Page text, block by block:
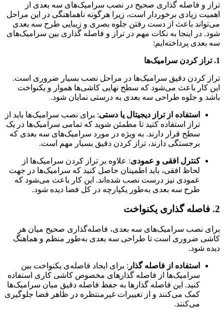
تراز و فاصله‌ گذاری صحیح در نصب سرامیک‌های سه‌ بعدی از
اهمیت زیادی برخوردار است، زیرا هرگونه ناهماهنگی در این مراحل
می‌تواند باعث از دست رفتن جلوه بصری و زیبایی طرح سه‌ بعدی
شود. در اینجا به نکات مهم در تراز و فاصله‌ گذاری بین سرامیک‌های
سه‌ بعدی پرداخته‌ایم:
1. تراز کردن سرامیک‌ها
تراز کردن دقیق سرامیک‌ها در مراحل نصب بسیار ضروری است.
این کار باعث می‌شود که سطح نهایی کاشی‌ها هموار و یکنواخت
باشد و جلوه طراحی سه‌ بعدی به‌ درستی نمایان شود.
استفاده از تراز دیجیتال یا دستی: برای نصب سرامیک‌ها باید از
تراز استفاده کنید تا مطمئن شوید که تمامی سرامیک‌ها در یک
سطح قرار دارند. به‌ ویژه در مورد سرامیک‌های سه‌ بعدی که
برجستگی دارند، تراز کردن دقیق بسیار مهم است.
کنترل افقی و عمودی: علاوه بر تراز کردن سرامیک‌ها از
لحاظ افقی، باید اطمینان حاصل کنید که سرامیک‌ها در جهت
عمودی نیز درست نصب شده‌اند. این کار باعث می‌شود که
طرح سه‌ بعدی به‌طور یکپارچه در کل فضا دیده شود.
2. فاصله‌ گذاری یکنواخت
برای نصب سرامیک‌های سه‌ بعدی، فاصله‌گذاری صحیح میان هر
کاشی ضروری است تا طراحی سه‌ بعدی به‌طور منظم و هماهنگ
دیده شود.
استفاده از فاصله‌ گذار : برای ایجاد فاصله‌ی یکنواخت بین
سرامیک‌ها از فاصله‌ گذارهای مخصوص کاشی‌ کاری استفاده
کنید. این فاصله‌ گذارها به حفظ فاصله دقیق میان سرامیک‌ها
کمک می‌کنند و از تغییرات غیرمنتظره در ظاهر فضا جلوگیری
می‌کنند.